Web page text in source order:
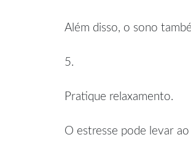
Além disso, o sono
5.
Pratique relaxamento.
O estresse pode levar